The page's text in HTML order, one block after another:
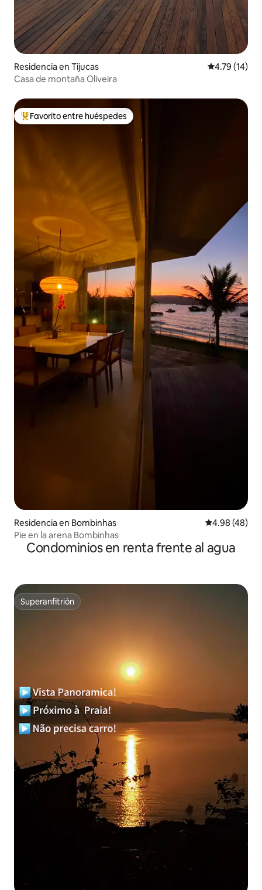
Residencia en Tijucas Calificación
4.79 (14)
Casa de montaña Oliveira
De los mejores en Favorito entre huéspedes
Favorito entre huéspedes
Residencia en Bombinhas Calificación
4.98 (48)
Pie en la arena Bombinhas
Condominios en renta frente al agua
Superanfitrión
Superanfitrión